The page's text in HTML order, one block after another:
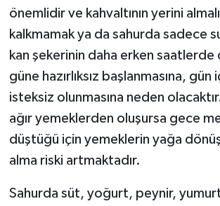
önemlidir ve kahvaltının yerini
kalkmamak ya da sahurda sadece
kan şekerinin daha erken saatlerde
güne hazırlıksız başlanmasına,
isteksiz olunmasına neden
ağır yemeklerden oluşursa gece
düştüğü için yemeklerin yağa
alma riski artmaktadır.
Sahurda süt, yoğurt, peynir,